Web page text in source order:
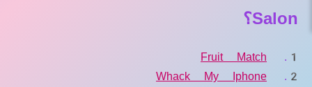
Salon؟
Fruit Match
Whack My Iphone